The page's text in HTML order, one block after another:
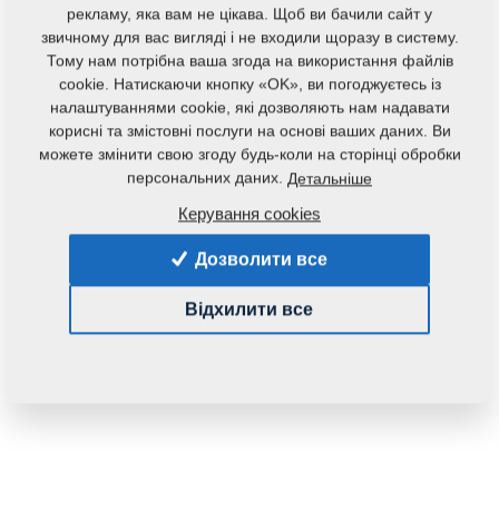
Код продукту: 4001560
наступного обладнання:
0,4210 Кг
рекламу, яка вам не цікава. Щоб ви бачили сайт у
звичному для вас вигляді і не входили щоразу в систему.
Тому нам потрібна ваша згода на використання файлів
cookie. Натискаючи кнопку «OK», ви погоджуєтесь із
налаштуваннями cookie, які дозволяють нам надавати
корисні та змістовні послуги на основі ваших даних. Ви
можете змінити свою згоду будь-коли на сторінці обробки
персональних даних. Детальніше
Керування cookies
Дозволити все
Відхилити все